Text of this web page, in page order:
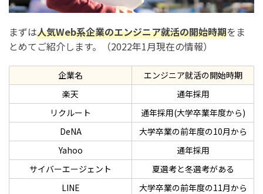
まずは人気Web系企業のエンジニア就活の開始時期をま
とめてご紹介します。（2022年1月現在の情報）
企業名
エンジニア就活の開始時期
楽天
通年採用
リクルート
通年採用(大学卒業年度から)
DeNA
大学卒業の前年度の10月から
Yahoo
通年採用
サイバーエージェント
夏選考と冬選考がある
LINE
大学卒業の前年度の11月から